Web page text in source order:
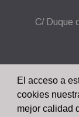
C/ Duque
El acceso a
cookies
mejor calidad